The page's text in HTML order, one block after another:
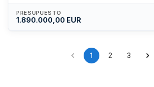
así como renovación de tecnología existente
implementación de nuevas soluciones para
PRESUPUESTO
1.890.000,00 EUR
1 2 3